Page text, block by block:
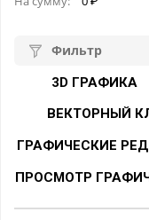
Фильтр
3D ГРАФИКА
ВЕКТОРНЫЙ
ГРАФИЧЕСКИЕ
ПРОСМОТР